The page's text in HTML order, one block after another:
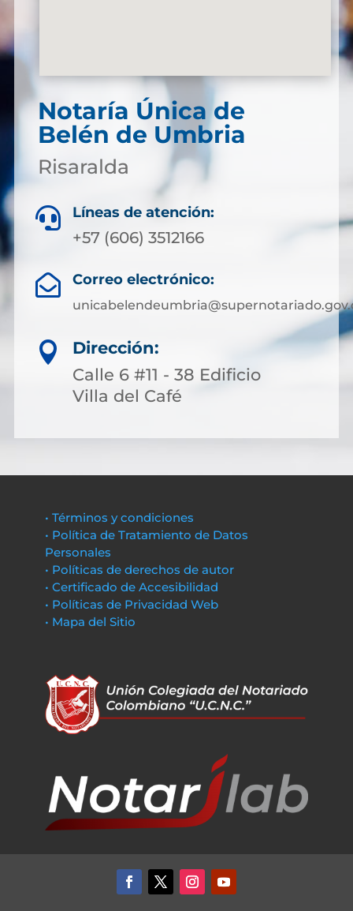
Notaría Única de
Belén de Umbria
Risaralda
 Líneas de atención:
+57 (606) 3512166
 Correo electrónico:

Dirección:
Calle 6 #11 - 38 Edificio
Villa del Café
• Términos y condiciones
• Política de Tratamiento de Datos
Personales
• Políticas de derechos de autor
• Certificado de Accesibilidad
• Políticas de Privacidad Web
• Mapa del Sitio